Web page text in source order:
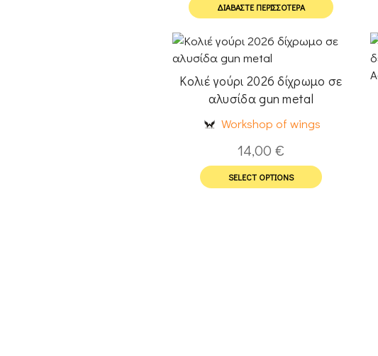
ΔΙΑΒΆΣΤΕ ΠΕΡΙΣΣΌΤΕΡΑ
Κολιέ γούρι 2026 δίχρωμο σε
αλυσίδα gun metal
Workshop of wings
14,00 €
SELECT OPTIONS